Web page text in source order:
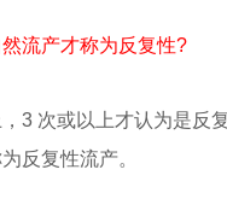
流产才称为反复性?
3 次或以上才认为是反
反复性流产。